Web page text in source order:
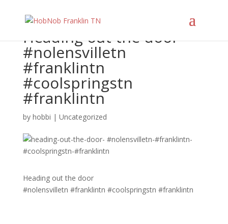
Heading out the door
#nolensvilletn
#franklintn
#coolspringstn
#franklintn
by hobbi | Uncategorized
Heading out the door
#nolensvilletn #franklintn #coolspringstn #franklintn